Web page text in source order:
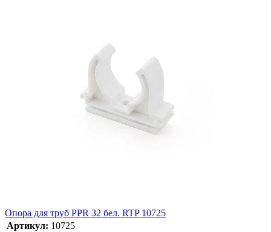
Опора для труб PPR 32 бел. RTP 10725
Артикул: 10725